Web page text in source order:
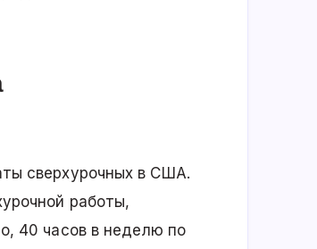
сверхурочных в США.
работы,
40 часов в неделю по